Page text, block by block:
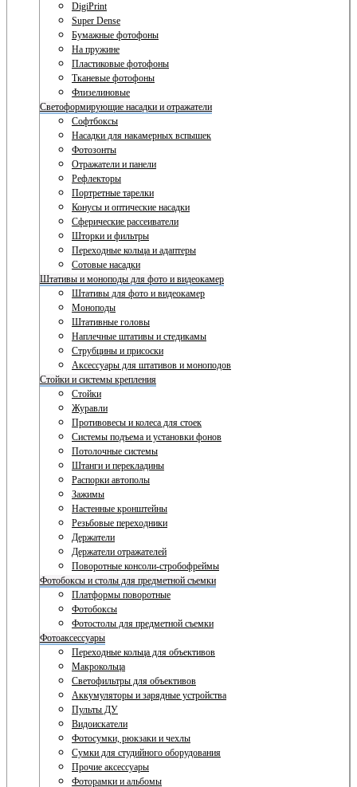
DigiPrint
Super Dense
Бумажные фотофоны
На пружине
Пластиковые фотофоны
Тканевые фотофоны
Флизелиновые
Светоформирующие насадки и отражатели
Софтбоксы
Насадки для накамерных вспышек
Фотозонты
Отражатели и панели
Рефлекторы
Портретные тарелки
Конусы и оптические насадки
Сферические рассеиватели
Шторки и фильтры
Переходные кольца и адаптеры
Сотовые насадки
Штативы и моноподы для фото и видеокамер
Штативы для фото и видеокамер
Моноподы
Штативные головы
Наплечные штативы и стедикамы
Струбцины и присоски
Аксессуары для штативов и моноподов
Стойки и системы крепления
Стойки
Журавли
Противовесы и колеса для стоек
Системы подъема и установки фонов
Потолочные системы
Штанги и перекладины
Распорки автополы
Зажимы
Настенные кронштейны
Резьбовые переходники
Держатели
Держатели отражателей
Поворотные консоли-стробофреймы
Фотобоксы и столы для предметной съемки
Платформы поворотные
Фотобоксы
Фотостолы для предметной съемки
Фотоаксессуары
Переходные кольца для объективов
Макрокольца
Светофильтры для объективов
Аккумуляторы и зарядные устройства
Пульты ДУ
Видоискатели
Фотосумки, рюкзаки и чехлы
Сумки для студийного оборудования
Прочие аксессуары
Фоторамки и альбомы